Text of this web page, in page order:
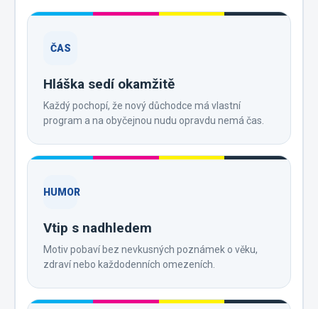
ČAS
Hláška sedí okamžitě
Každý pochopí, že nový důchodce má vlastní
program a na obyčejnou nudu opravdu nemá čas.
HUMOR
Vtip s nadhledem
Motiv pobaví bez nevkusných poznámek o věku,
zdraví nebo každodenních omezeních.